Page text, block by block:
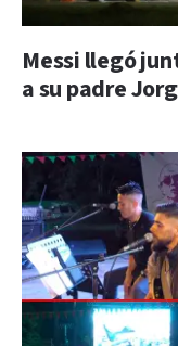
Messi llegó
a su padre